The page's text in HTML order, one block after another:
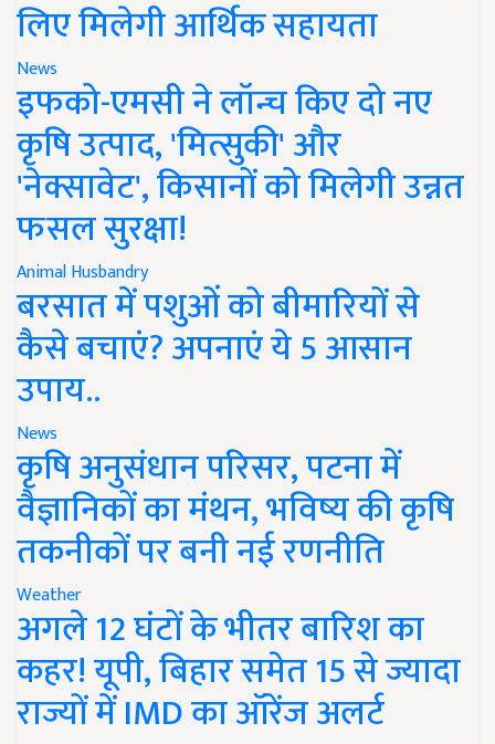
लिए मिलेगी आर्थिक सहायता
News
इफको-एमसी ने लॉन्च किए दो नए
कृषि उत्पाद, 'मित्सुकी' और
'नेक्सावेट', किसानों को मिलेगी उन्नत
फसल सुरक्षा!
Animal Husbandry
बरसात में पशुओं को बीमारियों से
कैसे बचाएं? अपनाएं ये 5 आसान
उपाय..
News
कृषि अनुसंधान परिसर, पटना में
वैज्ञानिकों का मंथन, भविष्य की कृषि
तकनीकों पर बनी नई रणनीति
Weather
अगले 12 घंटों के भीतर बारिश का
कहर! यूपी, बिहार समेत 15 से ज्यादा
राज्यों में IMD का ऑरेंज अलर्ट